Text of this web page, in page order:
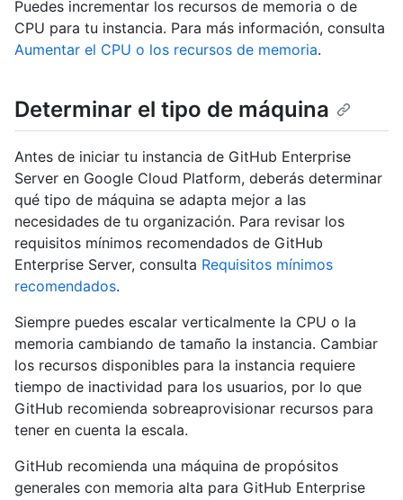
Puedes incrementar los recursos de memoria o de
CPU para tu instancia. Para más información, consulta
Aumentar el CPU o los recursos de memoria.
Determinar el tipo de máquina
Antes de iniciar tu instancia de GitHub Enterprise
Server en Google Cloud Platform, deberás determinar
qué tipo de máquina se adapta mejor a las
necesidades de tu organización. Para revisar los
requisitos mínimos recomendados de GitHub
Enterprise Server, consulta Requisitos mínimos
recomendados.
Siempre puedes escalar verticalmente la CPU o la
memoria cambiando de tamaño la instancia. Cambiar
los recursos disponibles para la instancia requiere
tiempo de inactividad para los usuarios, por lo que
GitHub recomienda sobreaprovisionar recursos para
tener en cuenta la escala.
GitHub recomienda una máquina de propósitos
generales con memoria alta para GitHub Enterprise